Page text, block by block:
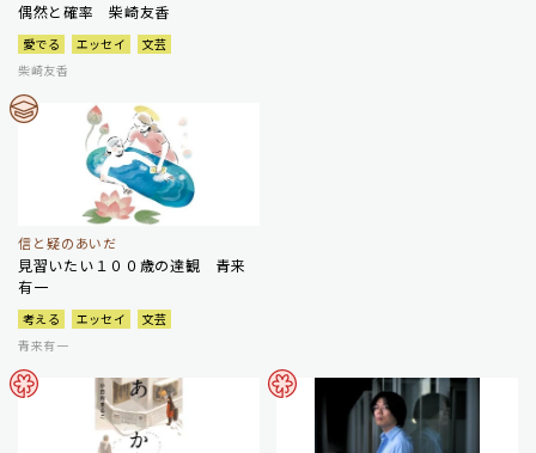
偶然と確率 柴崎友香
愛でる エッセイ
文芸
柴崎友香
信と疑のあいだ
見習いたい１００歳の達観 青来
有一
考える エッセイ
文芸
青来有一